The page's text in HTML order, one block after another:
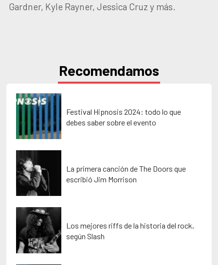
Gardner, Kyle Rayner, Jessica Cruz y más.
Recomendamos
Festival Hipnosis 2024: todo lo que
debes saber sobre el evento
La primera canción de The Doors que
escribió Jim Morrison
Los mejores riffs de la historia del rock,
según Slash